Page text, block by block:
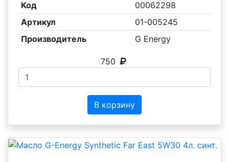
Код
00062298
Артикул
01-005245
Производитель
G Energy
750
В корзину